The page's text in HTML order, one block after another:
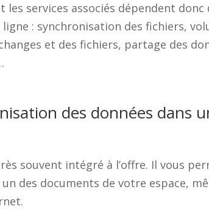
les services associés dépendent
ligne : synchronisation des fichiers,
et des fichiers, partage des
des données dans
souvent intégré à l’offre. Il vous
des documents de votre espace,